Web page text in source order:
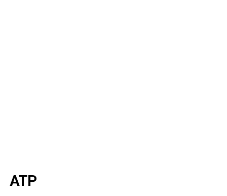
ATP